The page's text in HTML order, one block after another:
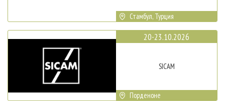
Стамбул, Турция
20-23.10.2026
SICAM
Порденоне